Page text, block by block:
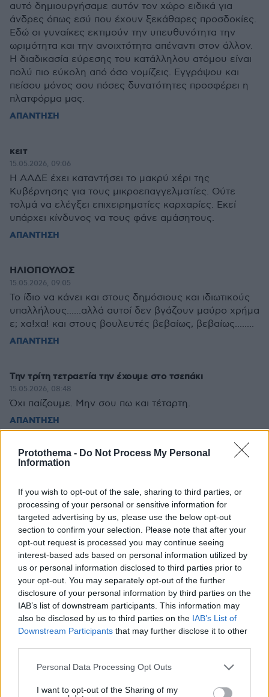
Protothema - Do Not Process My Personal
Information
If you wish to opt-out of the sale, sharing to third parties, or
processing of your personal or sensitive information for
targeted advertising by us, please use the below opt-out
section to confirm your selection. Please note that after your
opt-out request is processed you may continue seeing
interest-based ads based on personal information utilized by
us or personal information disclosed to third parties prior to
your opt-out. You may separately opt-out of the further
disclosure of your personal information by third parties on the
IAB’s list of downstream participants. This information may
also be disclosed by us to third parties on the IAB’s List of
Downstream Participants that may further disclose it to other
Please note that this website/app uses one or more Google
not limited to your visit or usage behaviour. You may click to
Personal Data Processing Opt Outs
I want to opt-out of the Sharing of my
αυτό δημιουργήσαμε αυτόν τον χώρο ειδικά για
άνδρες όπως εσύ που έχουν ξεκάθαρες προσδοκίες.
Εδώ οι γυναίκες εκτιμούν την υπευθυνότητα την
ωριμότητα και την ανοιχτότητα απέναντι στον άλλον.
Η διαδικασία εύρεσης του κατάλληλου ατόμου είναι
πολύ πιο εύκολη από όσο νομίζεις. Εγγράψου και
πείσου μόνος σου πόσες δυνατότητες προσφέρει η
πλατφόρμα μας.
ΑΠΑΝΤΗΣΗ
κειτ
15.05.2026, 09:06
Η ΑΑΔΕ έχει καταντήσει το μακρύ χέρι της
Κυβέρνησης για τους μικροεπαγγελματίες. Ούτε
τολμά να ελέγξει επιχειρηματίες καρχαρίες. Εκεί
υπάρχει κίνδυνος να τους φάνε αμάσητους.
ΑΠΑΝΤΗΣΗ
ΗΛΙΟΠΟΥΛΟΣ
15.05.2026, 09:05
Το ίδιο να κάνει και στους δημόσιους και ιδιωτικούς
υπαλλήλους......αλλά αυτοί δεν βγάζουν μαύρο χρήμα
ε; χα!χα! και στους βουλευτές βεβαίως, βεβαίως........
ΑΠΑΝΤΗΣΗ
Την τρίτη τετραετία την έχουμε στο τσεπάκι
15.05.2026, 08:48
Όχι παίζουμε. Μην σου πω και τέταρτη.
ΑΠΑΝΤΗΣΗ
ΗΛΙΟΠΟΥΛΟΣ
15.05.2026, 10:26
ΑΠΑΝΤΗΣΗ
Άγιος Πρεβέζης
15.05.2026, 08:31
Μήπως να ξεσκονίσετε πρώτα το πόθεν των
βουλευτών και μετά βλέπουμε τι θα κάνουμε. Προς
το παρόν ξέρουμε μόνο το έσχες κι αυτό μισό.
ΑΠΑΝΤΗΣΗ
ΠΡΟΣΘΗΚΗ ΣΧΟΛΙΟΥ
ΌΝΟΜΑ *